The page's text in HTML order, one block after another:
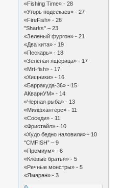
«Fishing Time» - 28
«Угорь подсекаев» - 27
«FireFish» - 26
"Sharks" – 23
«Зеленый фургон» - 21
«Два кита» - 19
«Пескарь» - 18
«Зеленая ящерица» - 17
«Mrt-fish» - 17
«Хищники» - 16
«Барракуда-36» - 15
АКвариУМ» - 14
«Черная рыба» - 13
«Милфхантерс» - 11
«Соседи» - 11
«Фристайл» - 10
«Худо бедно наловили» - 10
“CMFISH” – 9
«Премиум» - 6
«Клёвые братья» - 5
«Речные монстры» - 5
«Ямаран» - 3